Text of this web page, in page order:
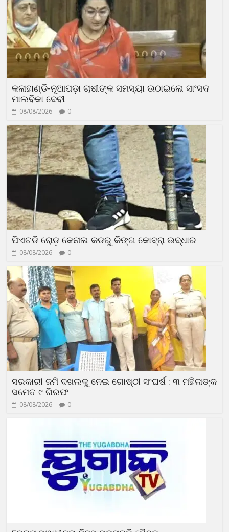
କଳାହାଣ୍ଡି-ନୂଆପଡ଼ା ଚାଷୀଙ୍କ ସମସ୍ୟା ଉଠାଇଲେ ସାଂସଦ
ମାଲବିକା ଦେବୀ
08/08/2026 0
ପିଏଚଡି ରୋଡ଼ କେନାଲ କଡରୁ କିଙ୍ଗ କୋବ୍ରା ଉଦ୍ଧାର
08/08/2026 0
ସରକାରୀ ଜମି ଦଖଲକୁ ନେଇ ଗୋଷ୍ଠୀ ସଂଘର୍ଷ : ୩ ମହିଳାଙ୍କ
ସମେତ ୯ ଗିରଫ
08/08/2026 0